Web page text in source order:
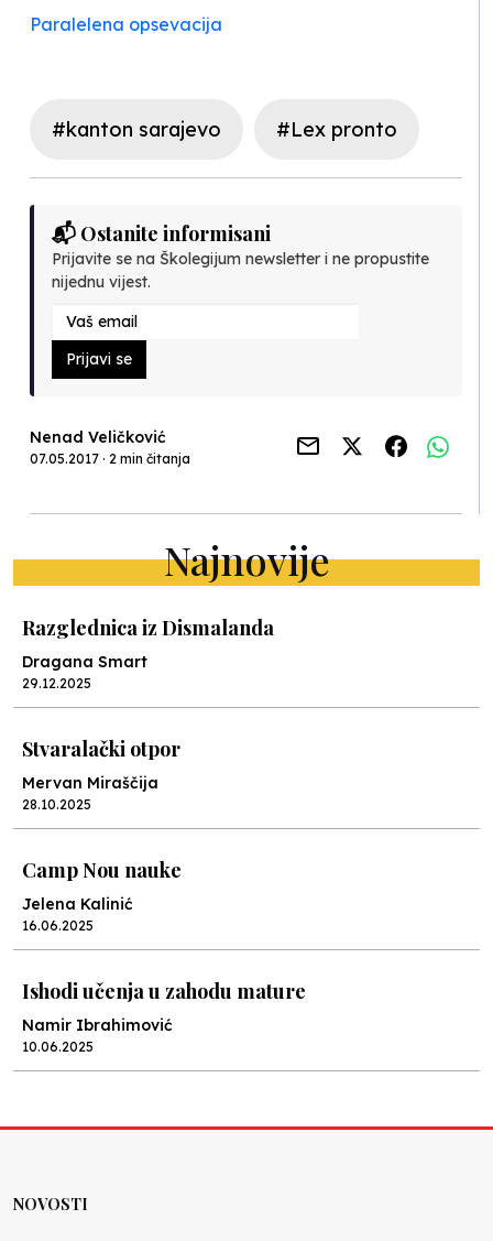
Paralelena opsevacija
#kanton sarajevo #Lex pronto
📬 Ostanite informisani
Prijavite se na Školegijum newsletter i ne propustite
nijednu vijest.
Prijavi se
Nenad Veličković
07.05.2017 · 2 min čitanja
Najnovije
Razglednica iz Dismalanda
Dragana Smart
29.12.2025
Stvaralački otpor
Mervan Miraščija
28.10.2025
Camp Nou nauke
Jelena Kalinić
16.06.2025
Ishodi učenja u zahodu mature
Namir Ibrahimović
10.06.2025
NOVOSTI